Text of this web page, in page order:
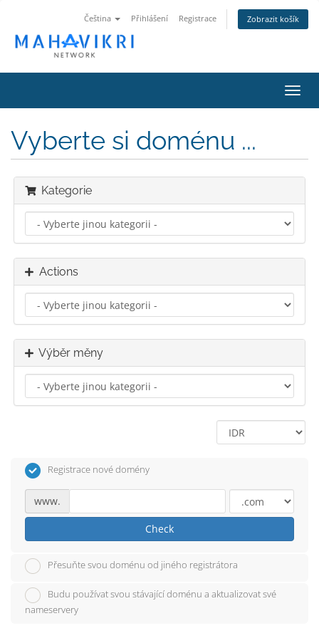
Čeština Přihlášení Registrace Zobrazit košík
Vyberte si doménu ...
Kategorie
Actions
Výběr měny
Registrace nové domény
www.
Check
Přesuňte svou doménu od jiného registrátora
Budu používat svou stávající doménu a aktualizovat své
nameservery